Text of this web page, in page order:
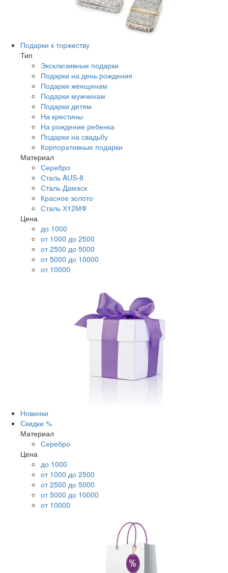
Подарки к торжеству
Тип
Эксклюзивные подарки
Подарки на день рождения
Подарки женщинам
Подарки мужчинам
Подарки детям
На крестины
На рождение ребенка
Подарки на свадьбу
Корпоративные подарки
Материал
Серебро
Сталь AUS-8
Сталь Дамаск
Красное золото
Сталь Х12МФ
Цена
до 1000
от 1000 до 2500
от 2500 до 5000
от 5000 до 10000
от 10000
Новинки
Скидки %
Материал
Серебро
Цена
до 1000
от 1000 до 2500
от 2500 до 5000
от 5000 до 10000
от 10000